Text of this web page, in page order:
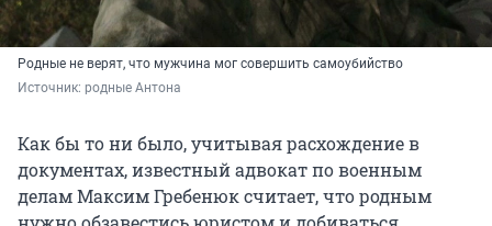
Родные не верят, что мужчина мог совершить самоубийство
Источник: родные Антона
Как бы то ни было, учитывая расхождение в
документах, известный адвокат по военным
делам Максим Гребенюк считает, что родным